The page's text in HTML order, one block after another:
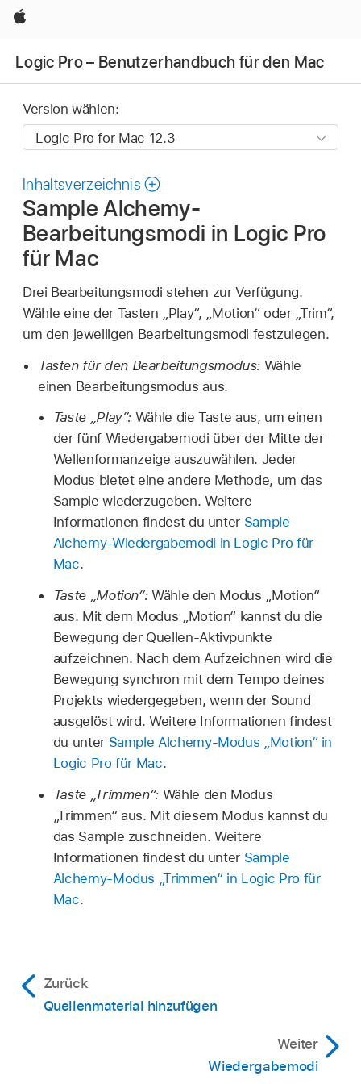
Apple
Logic Pro – Benutzerhandbuch für den Mac
Version wählen:
Inhaltsverzeichnis
Sample Alchemy-
Bearbeitungsmodi in Logic Pro
für Mac
Drei Bearbeitungsmodi stehen zur Verfügung.
Wähle eine der Tasten „Play“, „Motion“ oder „Trim“,
um den jeweiligen Bearbeitungsmodi festzulegen.
Tasten für den Bearbeitungsmodus: Wähle
einen Bearbeitungsmodus aus.
Taste „Play“: Wähle die Taste aus, um einen
der fünf Wiedergabemodi über der Mitte der
Wellenformanzeige auszuwählen. Jeder
Modus bietet eine andere Methode, um das
Sample wiederzugeben. Weitere
Informationen findest du unter Sample
Alchemy-Wiedergabemodi in Logic Pro für
Mac.
Taste „Motion“:Wähle den Modus „Motion“
aus. Mit dem Modus „Motion“ kannst du die
Bewegung der Quellen-Aktivpunkte
aufzeichnen. Nach dem Aufzeichnen wird die
Bewegung synchron mit dem Tempo deines
Projekts wiedergegeben, wenn der Sound
ausgelöst wird. Weitere Informationen findest
du unter Sample Alchemy-Modus „Motion“ in
Logic Pro für Mac.
Taste „Trimmen“: Wähle den Modus
„Trimmen“ aus. Mit diesem Modus kannst du
das Sample zuschneiden. Weitere
Informationen findest du unter Sample
Alchemy-Modus „Trimmen“ in Logic Pro für
Mac.
Zurück
Quellenmaterial hinzufügen
Weiter
Wiedergabemodi